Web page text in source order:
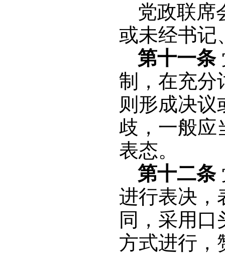
党政联席
或未经书记
第十一条
制，在充分
则形成决议
歧，一般应
表态。
第十二条
进行表决，
同，采用
方式进行，